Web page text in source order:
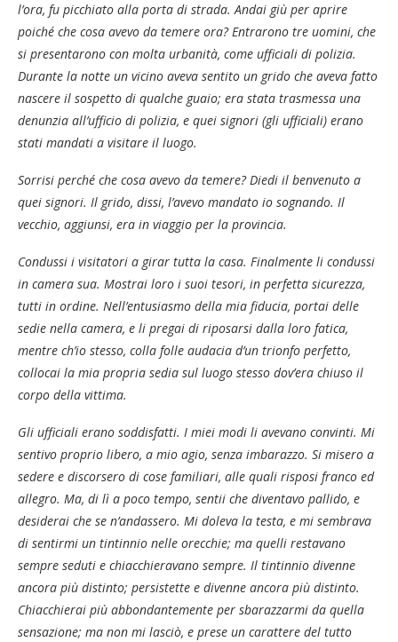
l’ora, fu picchiato alla porta di strada. Andai giù per aprire
poiché che cosa avevo da temere ora? Entrarono tre uomini, che
si presentarono con molta urbanità, come ufficiali di polizia.
Durante la notte un vicino aveva sentito un grido che aveva fatto
nascere il sospetto di qualche guaio; era stata trasmessa una
denunzia all’ufficio di polizia, e quei signori (gli ufficiali) erano
stati mandati a visitare il luogo.
Sorrisi perché che cosa avevo da temere? Diedi il benvenuto a
quei signori. Il grido, dissi, l’avevo mandato io sognando. Il
vecchio, aggiunsi, era in viaggio per la provincia.
Condussi i visitatori a girar tutta la casa. Finalmente li condussi
in camera sua. Mostrai loro i suoi tesori, in perfetta sicurezza,
tutti in ordine. Nell’entusiasmo della mia fiducia, portai delle
sedie nella camera, e li pregai di riposarsi dalla loro fatica,
mentre ch’io stesso, colla folle audacia d’un trionfo perfetto,
collocai la mia propria sedia sul luogo stesso dov’era chiuso il
corpo della vittima.
Gli ufficiali erano soddisfatti. I miei modi li avevano convinti. Mi
sentivo proprio libero, a mio agio, senza imbarazzo. Si misero a
sedere e discorsero di cose familiari, alle quali risposi franco ed
allegro. Ma, di lì a poco tempo, sentii che diventavo pallido, e
desiderai che se n’andassero. Mi doleva la testa, e mi sembrava
di sentirmi un tintinnio nelle orecchie; ma quelli restavano
sempre seduti e chiacchieravano sempre. Il tintinnio divenne
ancora più distinto; persistette e divenne ancora più distinto.
Chiacchierai più abbondantemente per sbarazzarmi da quella
sensazione; ma non mi lasciò, e prese un carattere del tutto